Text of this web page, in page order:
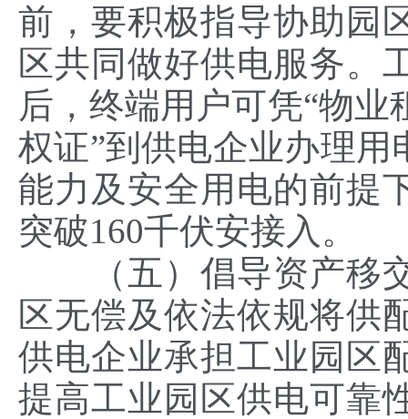
前，要积极指导协助园
区共同做好供电服务。
后，终端用户可凭“物
权证”到供电企业办理
能力及安全用电的前提
突破160千伏安接入。
（五）倡导资产移交
区无偿及依法依规将供
供电企业承担工业园区
提高工业园区供电可靠